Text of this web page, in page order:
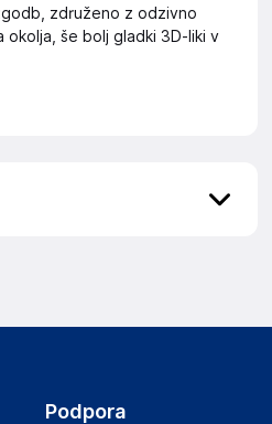
združeno z odzivno
okolja, še bolj gladki 3D-liki v
Podpora